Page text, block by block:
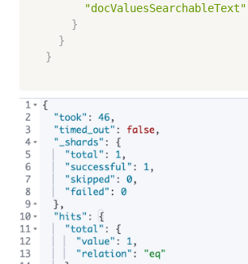
"docValuesSearchableText"
}
}
}